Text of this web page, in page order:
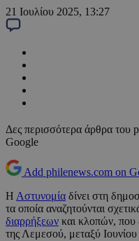
21 Ιουλίου 2025, 13:27
Δες περισσότερα άρθρα του
Google
Add philenews.com on
Η Αστυνομία δίνει στη
τα οποία αναζητούνται
διαρρήξεων και κλοπών, που
της Λεμεσού, μεταξύ